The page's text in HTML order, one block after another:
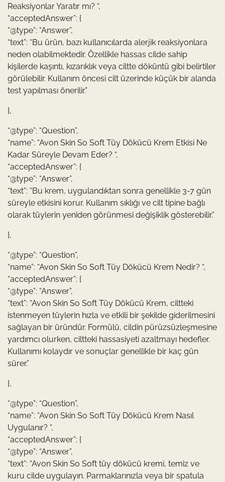
Reaksiyonlar Yaratır mı? “,
“acceptedAnswer”: {
“@type”: “Answer”,
“text”: “Bu ürün, bazı kullanıcılarda alerjik reaksiyonlara
neden olabilmektedir. Özellikle hassas cilde sahip
kişilerde kaşıntı, kızarıklık veya ciltte döküntü gibi belirtiler
görülebilir. Kullanım öncesi cilt üzerinde küçük bir alanda
test yapılması önerilir.”
},
“@type”: “Question”,
“name”: “Avon Skin So Soft Tüy Dökücü Krem Etkisi Ne
Kadar Süreyle Devam Eder? “,
“acceptedAnswer”: {
“@type”: “Answer”,
“text”: “Bu krem, uygulandıktan sonra genellikle 3-7 gün
süreyle etkisini korur. Kullanım sıklığı ve cilt tipine bağlı
olarak tüylerin yeniden görünmesi değişiklik gösterebilir.”
},
“@type”: “Question”,
“name”: “Avon Skin So Soft Tüy Dökücü Krem Nedir? “,
“acceptedAnswer”: {
“@type”: “Answer”,
“text”: “Avon Skin So Soft Tüy Dökücü Krem, ciltteki
istenmeyen tüylerin hızla ve etkili bir şekilde giderilmesini
sağlayan bir üründür. Formülü, cildin pürüzsüzleşmesine
yardımcı olurken, ciltteki hassasiyeti azaltmayı hedefler.
Kullanımı kolaydır ve sonuçlar genellikle bir kaç gün
sürer.”
},
“@type”: “Question”,
“name”: “Avon Skin So Soft Tüy Dökücü Krem Nasıl
Uygulanır? “,
“acceptedAnswer”: {
“@type”: “Answer”,
“text”: “Avon Skin So Soft tüy dökücü kremi, temiz ve
kuru cilde uygulayın. Parmaklarınızla veya bir spatula